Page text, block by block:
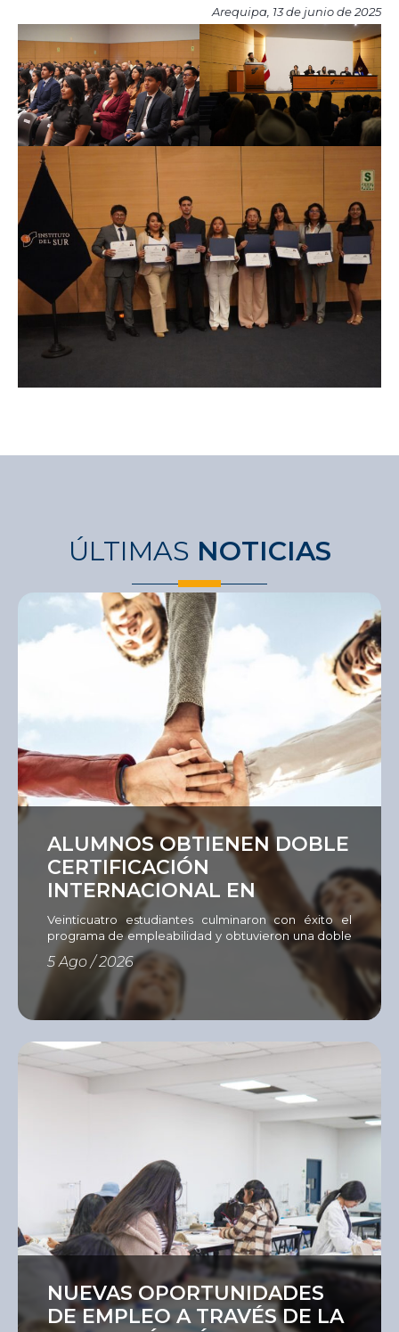
Arequipa, 13 de junio de 2025
ÚLTIMAS NOTICIAS
ALUMNOS OBTIENEN DOBLE
CERTIFICACIÓN
INTERNACIONAL EN
EMPLEABILIDAD
Veinticuatro estudiantes culminaron con éxito el
programa de empleabilidad y obtuvieron una doble
certificación del Instituto del Sur e International
Youth Foundation (IYF). Con el objetivo de fortalecer
las competencias que hoy demanda el mercado
laboral, el Instituto del Sur (ISUR) culminó una nueva
edición del Programa de Empleabilidad
[…]
5 Ago / 2026
Ver
NUEVAS OPORTUNIDADES
DE EMPLEO A TRAVÉS DE LA